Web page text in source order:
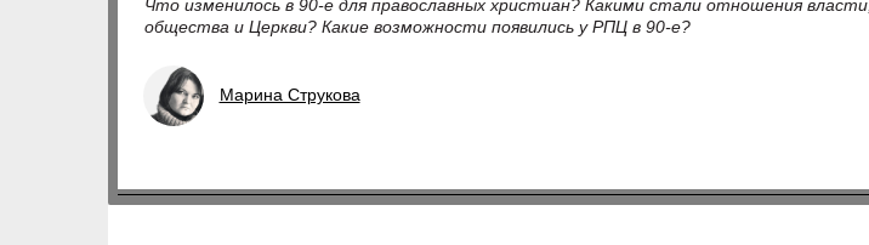
Что изменилось в 90-е для православных христиан? Какими стали отношения власти,
общества и Церкви? Какие возможности появились у РПЦ в 90-е?
Марина Струкова